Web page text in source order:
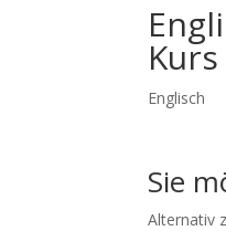
Englisch
Sie
Alternativ